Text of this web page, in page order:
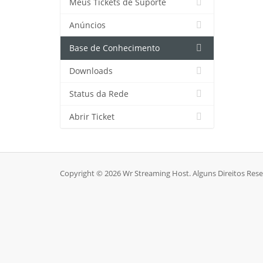
Meus Tickets de Suporte
Anúncios
Base de Conhecimento
Downloads
Status da Rede
Abrir Ticket
Copyright © 2026 Wr Streaming Host. Alguns Direitos